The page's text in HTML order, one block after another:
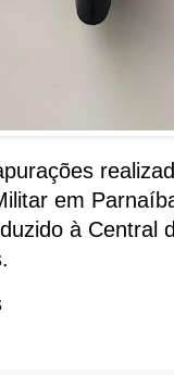
em
à Central